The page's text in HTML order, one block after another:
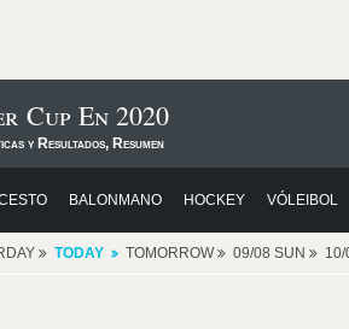
Cup En 2020
y Resultados, Resumen
BALONMANO HOCKEY VÓLEIBOL
TODAY TOMORROW 09/08 SUN 10/